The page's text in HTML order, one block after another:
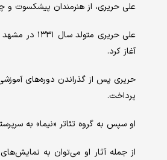
علی حریری، از هنرمندان پیشکسوت و چهره‌های
آغاز کرد.
حریری پس از گذراندن دوره‌های
پرداخت.
او سپس به گروه تئاتر «نیما» به
از جمله آثار او می‌توان به